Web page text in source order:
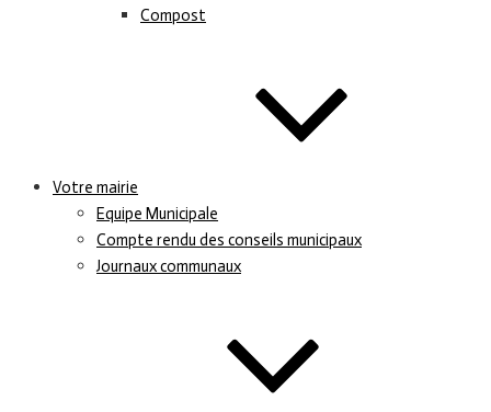
Compost
Votre mairie
Equipe Municipale
Compte rendu des conseils municipaux
Journaux communaux